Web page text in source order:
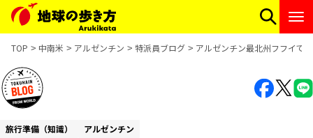
TOP 中南米 アルゼンチン 特派員ブログ アルゼンチン最北州フフイで
旅行準備（知識） アルゼンチン